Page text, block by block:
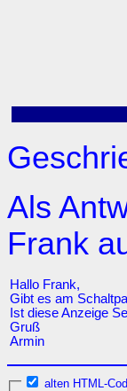
Als
Frank
Hallo Frank,
Gibt es am
Ist diese Anzeige
Gruß
Armin
alten HTML-